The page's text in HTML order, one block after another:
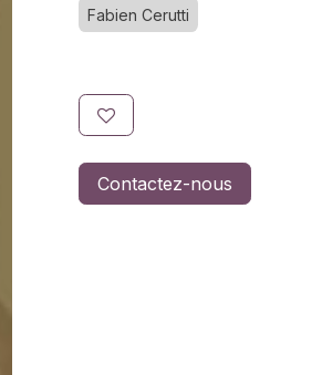
Fabien Cerutti
Contactez-nous